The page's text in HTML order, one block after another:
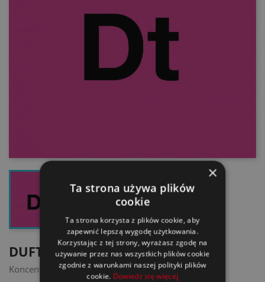
DUFTSTOFF ICE TEA
Koncentrat zapachowy - świeża mrożona herbata
×
Ta strona używa plików
cookie
Ta strona korzysta z plików cookie, aby
zapewnić lepszą wygodę użytkowania.
Korzystając z tej strony, wyrażasz zgodę na
używanie przez nas wszystkich plików cookie
zgodnie z warunkami naszej polityki plików
cookie. Dowiedz się więcej